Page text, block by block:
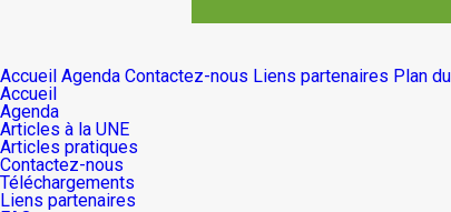
Accueil Agenda Contactez-nous Liens partenaires Plan
Accueil
Agenda
Articles à la UNE
Articles pratiques
Contactez-nous
Téléchargements
Liens partenaires